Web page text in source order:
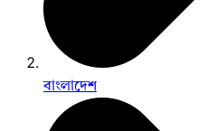
বাংলাদেশ